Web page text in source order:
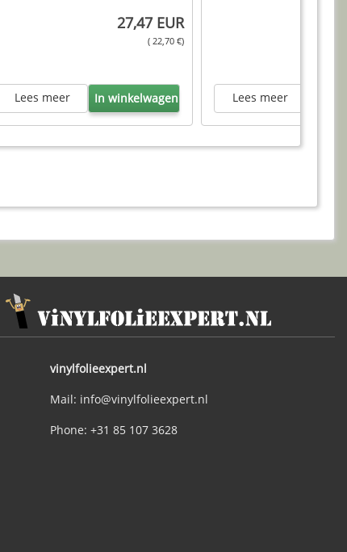
27,47 EUR
( 22,70 €)
Lees meer In winkelwagen Lees meer
vinylfolieexpert.nl
Mail: info@vinylfolieexpert.nl
Phone: +31 85 107 3628